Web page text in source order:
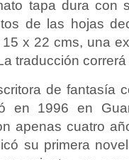
tapa dura con
de las hojas
x 22 cms, una
traducción
de fantasía
en 1996 en
apenas cuatro
su primera